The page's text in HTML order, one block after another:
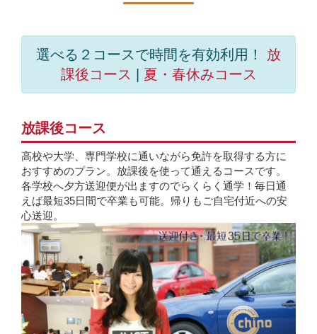
選べる２コースで時間を有効利用！ 放
課後コース
夏・春休みコース
放課後コース
高校や大学、専門学校に通いながら免許を取得する方に
おすすめのプラン。放課後を使って通えるコースです。
各学校へ夕方送迎便が出ますのでらくらく通学！毎日通
えば最短35日間で卒業も可能。帰りもご自宅付近への安
心送迎。